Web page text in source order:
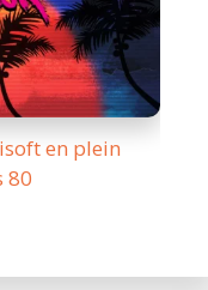
en plein
80